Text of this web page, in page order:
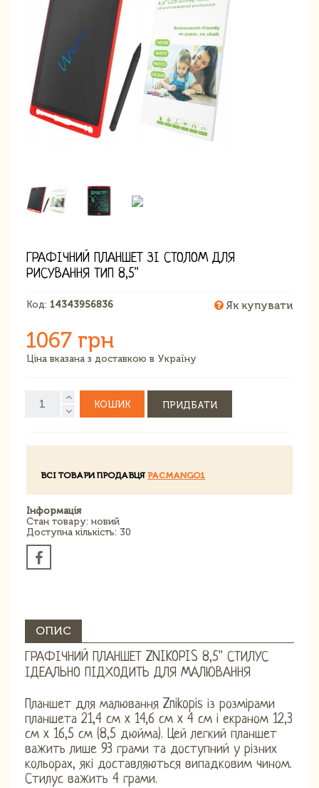
ГРАФІЧНИЙ ПЛАНШЕТ ЗІ СТОЛОМ ДЛЯ
РИСУВАННЯ ТИП 8,5''
Код: 14343956836 Як купувати
1067 грн
Ціна вказана з доставкою в Україну
КОШИК ПРИДБАТИ
ВСІ ТОВАРИ ПРОДАВЦЯ PACMANGO1
Інформація
Стан товару: новий
Доступна кількість: 30
ОПИС
ГРАФІЧНИЙ ПЛАНШЕТ ZNIKOPIS 8,5'' СТИЛУС
ІДЕАЛЬНО ПІДХОДИТЬ ДЛЯ МАЛЮВАННЯ
Планшет для малювання Znikopis із розмірами
планшета 21,4 см x 14,6 см x 4 см і екраном 12,3
см x 16,5 см (8,5 дюйма). Цей легкий планшет
важить лише 93 грами та доступний у різних
кольорах, які доставляються випадковим чином.
Стилус важить 4 грами.